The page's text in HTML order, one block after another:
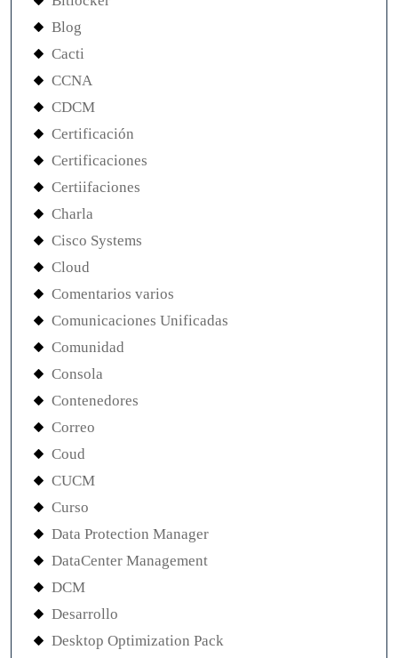
Blog
Cacti
CCNA
CDCM
Certificación
Certificaciones
Certiifaciones
Charla
Cisco Systems
Cloud
Comentarios varios
Comunicaciones Unificadas
Comunidad
Consola
Contenedores
Correo
Coud
CUCM
Curso
Data Protection Manager
DataCenter Management
DCM
Desarrollo
Desktop Optimization Pack